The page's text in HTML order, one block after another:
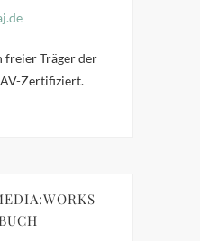
freier Träger der
Zertifiziert.